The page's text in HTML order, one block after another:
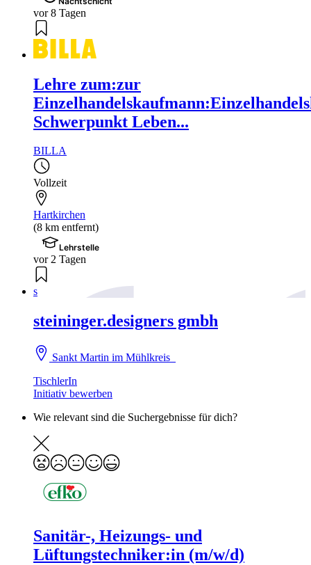
vor 8 Tagen
Lehre zum:zur
Schwerpunkt Leben...
BILLA
Vollzeit
Hartkirchen
(8 km entfernt)
Lehrstelle
vor 2 Tagen
s
steininger.designers gmbh
Sankt Martin im Mühlkreis
TischlerIn
Initiativ bewerben
Wie relevant sind die Suchergebnisse für dich?
Sanitär-, Heizungs- und
Lüftungstechniker:in (m/w/d)